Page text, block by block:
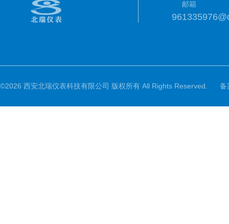
邮箱
©2026 西安北瑞仪表科技有限公司 版权所有 All Rights Reserved. 备